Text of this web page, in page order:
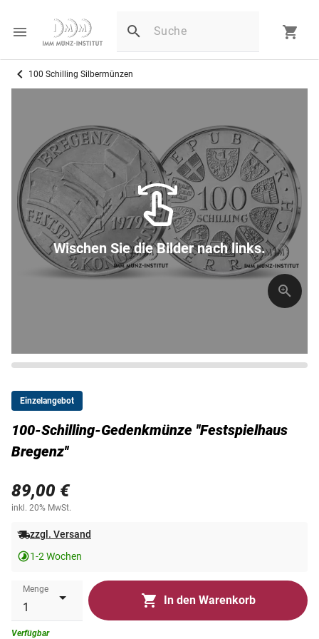
100 Schilling Silbermünzen
Wischen Sie die Bilder nach links.
Einzelangebot
100-Schilling-Gedenkmünze ''Festspielhaus
Bregenz''
89,00 €
inkl. 20% MwSt.
zzgl. Versand
1-2 Wochen
Menge
In den Warenkorb
Verfügbar